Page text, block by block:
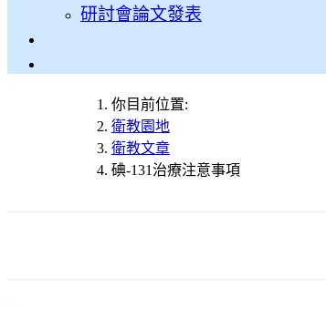
研討會論文發表
你目前位置:
衛教園地
衛教文章
碘-131治療注意事項